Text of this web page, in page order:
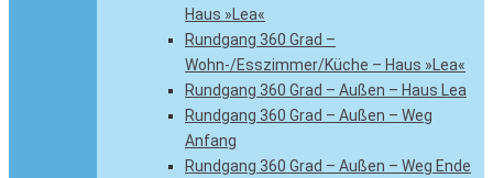
Haus »Lea«
Rundgang 360 Grad –
Wohn-/Esszimmer/Küche – Haus »Lea«
Rundgang 360 Grad – Außen – Haus Lea
Rundgang 360 Grad – Außen – Weg
Anfang
Rundgang 360 Grad – Außen – Weg Ende